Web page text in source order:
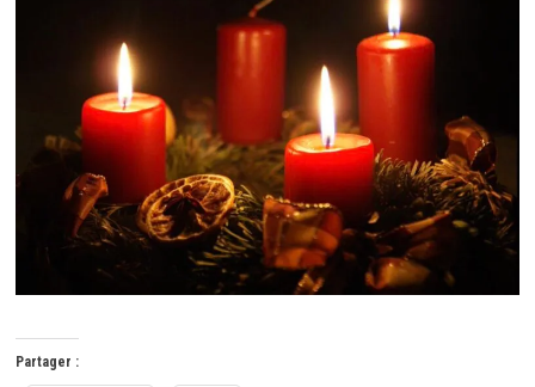
Partager :